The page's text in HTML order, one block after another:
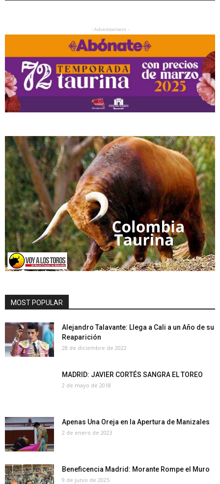
- Advertisement -
MOST POPULAR
Alejandro Talavante: Llega a Cali a un Año de su
Reaparición
28 de diciembre de 2022
MADRID: JAVIER CORTÉS SANGRA EL TOREO
2 de mayo de 2018
Apenas Una Oreja en la Apertura de Manizales
2 de enero de 2023
Beneficencia Madrid: Morante Rompe el Muro
9 de junio de 2025